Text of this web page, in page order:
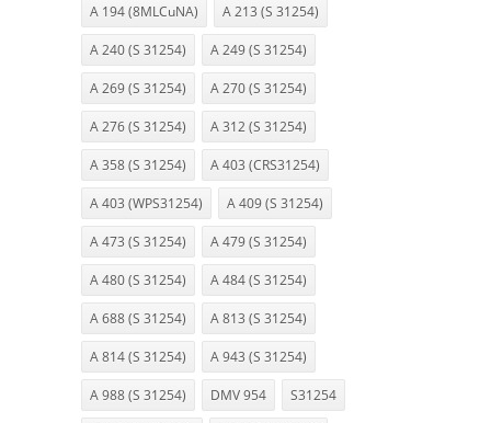
A 194 (8MLCuNA) A 213 (S 31254)
A 240 (S 31254) A 249 (S 31254)
A 269 (S 31254) A 270 (S 31254)
A 276 (S 31254) A 312 (S 31254)
A 358 (S 31254) A 403 (CRS31254)
A 403 (WPS31254) A 409 (S 31254)
A 473 (S 31254) A 479 (S 31254)
A 480 (S 31254) A 484 (S 31254)
A 688 (S 31254) A 813 (S 31254)
A 814 (S 31254) A 943 (S 31254)
A 988 (S 31254) DMV 954 S31254